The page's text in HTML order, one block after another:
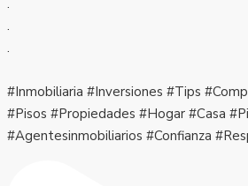
.
.
#Inmobiliaria #Inversiones #Tips
#Pisos #Propiedades #Hogar #Casa
#Agentesinmobiliarios #Confianza